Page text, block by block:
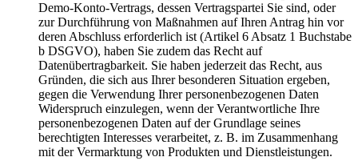
Demo-Konto-Vertrags, dessen Vertragspartei Sie sind, oder
zur Durchführung von Maßnahmen auf Ihren Antrag hin vor
deren Abschluss erforderlich ist (Artikel 6 Absatz 1 Buchstabe
b DSGVO), haben Sie zudem das Recht auf
Datenübertragbarkeit. Sie haben jederzeit das Recht, aus
Gründen, die sich aus Ihrer besonderen Situation ergeben,
gegen die Verwendung Ihrer personenbezogenen Daten
Widerspruch einzulegen, wenn der Verantwortliche Ihre
personenbezogenen Daten auf der Grundlage seines
berechtigten Interesses verarbeitet, z. B. im Zusammenhang
mit der Vermarktung von Produkten und Dienstleistungen.